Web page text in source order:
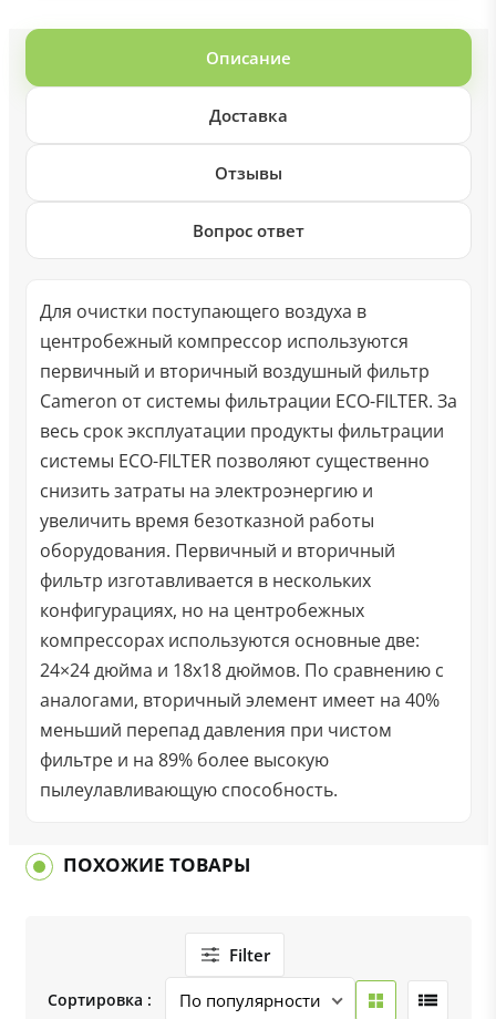
Описание
Доставка
Отзывы
Вопрос ответ
Для очистки поступающего воздуха в
центробежный компрессор используются
первичный и вторичный воздушный фильтр
Cameron от системы фильтрации ECO-FILTER. За
весь срок эксплуатации продукты фильтрации
системы ECO-FILTER позволяют существенно
снизить затраты на электроэнергию и
увеличить время безотказной работы
оборудования. Первичный и вторичный
фильтр изготавливается в нескольких
конфигурациях, но на центробежных
компрессорах используются основные две:
24×24 дюйма и 18х18 дюймов. По сравнению с
аналогами, вторичный элемент имеет на 40%
меньший перепад давления при чистом
фильтре и на 89% более высокую
пылеулавливающую способность.
ПОХОЖИЕ ТОВАРЫ
Filter
Сортировка :